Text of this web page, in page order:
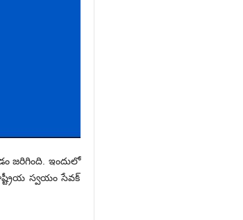
జరిగింది. ఇందులో
స్వయం సేవక్